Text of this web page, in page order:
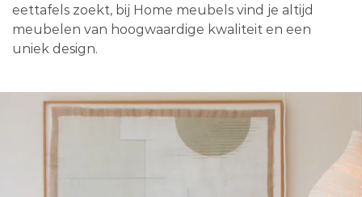
eettafels zoekt, bij Home meubels vind je altijd
meubelen van hoogwaardige kwaliteit en een
uniek design.